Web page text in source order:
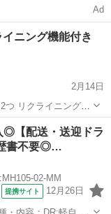
Ad
ニング機能付き
2月14日
機
イニング
【配送・送迎ドラ
書不要◎…
02-MM
提携サイト 12月26日